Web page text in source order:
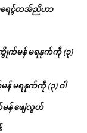
ေၚ်တအ်ညိဟာ
က်မန် မရနုက်ကဵု (၃)
မရနုက်ကဵု (၃) ဝါ
န် ဖျေံလွဟ်